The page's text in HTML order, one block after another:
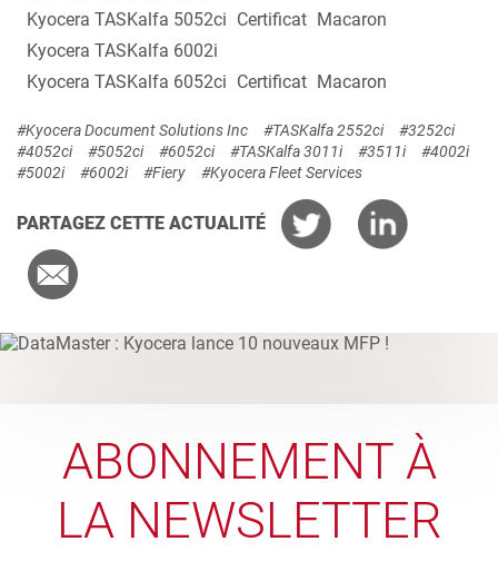
Kyocera TASKalfa 5052ci Certificat Macaron
Kyocera TASKalfa 6002i
Kyocera TASKalfa 6052ci Certificat Macaron
#Kyocera Document Solutions Inc #TASKalfa 2552ci
#3252ci
#4052ci
#5052ci #6052ci #TASKalfa 3011i #3511i
#4002i
#5002i
#6002i #Fiery #Kyocera Fleet Services
PARTAGEZ CETTE ACTUALITÉ
ABONNEMENT À
LA NEWSLETTER